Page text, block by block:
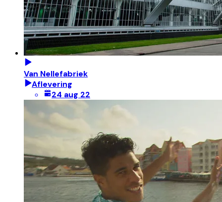
Van Nellefabriek
Aflevering
24 aug 22